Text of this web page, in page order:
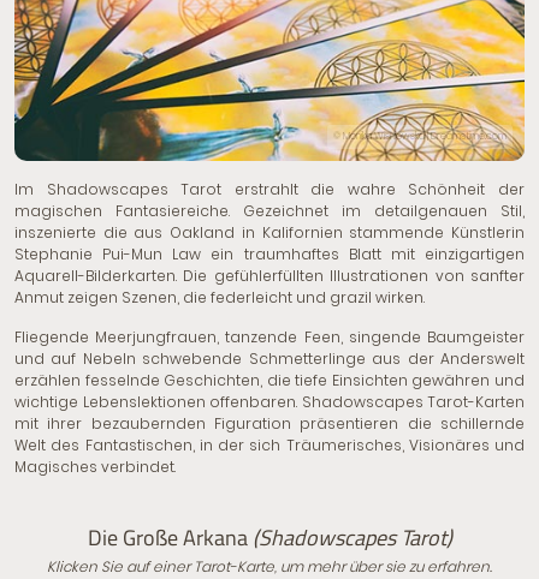
© Monika Wisniewska | Dreamstime.com
Im Shadowscapes Tarot erstrahlt die wahre Schönheit der
magischen Fantasiereiche. Gezeichnet im detailgenauen Stil,
inszenierte die aus Oakland in Kalifornien stammende Künstlerin
Stephanie Pui-Mun Law ein traumhaftes Blatt mit einzigartigen
Aquarell-Bilderkarten. Die gefühlerfüllten Illustrationen von sanfter
Anmut zeigen Szenen, die federleicht und grazil wirken.
Fliegende Meerjungfrauen, tanzende Feen, singende Baumgeister
und auf Nebeln schwebende Schmetterlinge aus der Anderswelt
erzählen fesselnde Geschichten, die tiefe Einsichten gewähren und
wichtige Lebenslektionen offenbaren. Shadowscapes Tarot-Karten
mit ihrer bezaubernden Figuration präsentieren die schillernde
Welt des Fantastischen, in der sich Träumerisches, Visionäres und
Magisches verbindet.
Die Große Arkana(Shadowscapes Tarot)
Klicken Sie auf einer Tarot-Karte, um mehr über sie zu erfahren.